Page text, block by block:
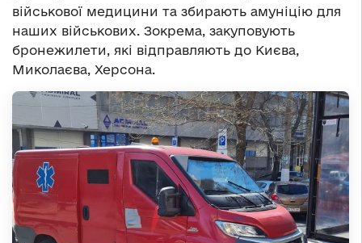
військової медицини та збирають амуніцію для
наших військових. Зокрема, закуповують
бронежилети, які відправляють до Києва,
Миколаєва, Херсона.